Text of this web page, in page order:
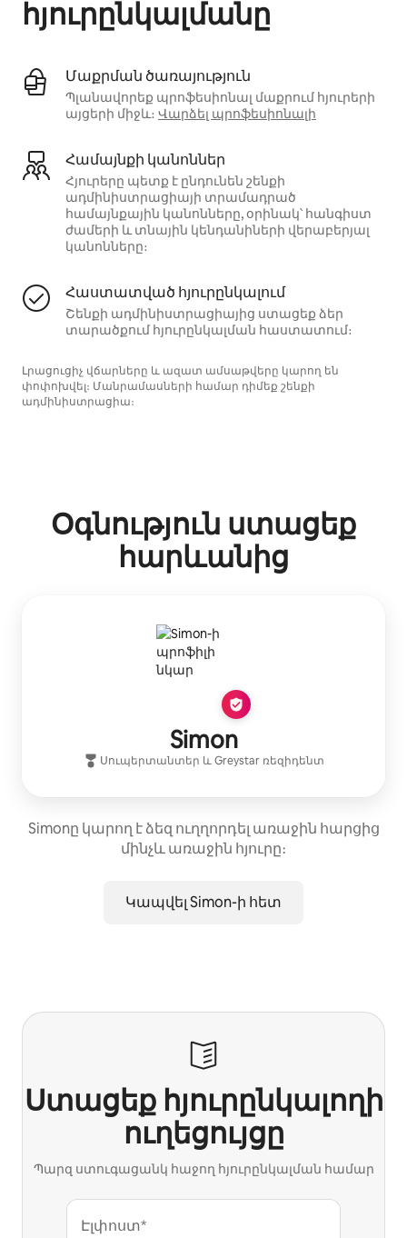
հյուրընկալմանը
Մաքրման ծառայություն
Պլանավորեք պրոֆեսիոնալ մաքրում հյուրերի
այցերի միջև։ Վարձել պրոֆեսիոնալի
Համայնքի կանոններ
Հյուրերը պետք է ընդունեն շենքի
ադմինիստրացիայի տրամադրած
համայնքային կանոնները, օրինակ՝ հանգիստ
ժամերի և տնային կենդանիների վերաբերյալ
կանոնները։
Հաստատված հյուրընկալում
Շենքի ադմինիստրացիայից ստացեք ձեր
տարածքում հյուրընկալման հաստատում։
Լրացուցիչ վճարները և ազատ ամսաթվերը կարող են
փոփոխվել։ Մանրամասների համար դիմեք շենքի
ադմինիստրացիա։
Օգնություն ստացեք
հարևանից
Simon
Սուպերտանտեր ևGreystarռեզիդենտ
Simonը կարող է ձեզ ուղղորդել առաջին հարցից
մինչև առաջին հյուրը։
Կապվել Simon-ի հետ
Ստացեք հյուրընկալողի
ուղեցույցը
Պարզ ստուգացանկ հաջող հյուրընկալման համար
Էլփոստ*